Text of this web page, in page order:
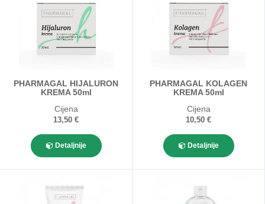
PHARMAGAL HIJALURON
KREMA 50ml
Cijena
13,50 €
Detaljnije
PHARMAGAL KOLAGEN
KREMA 50ml
Cijena
10,50 €
Detaljnije